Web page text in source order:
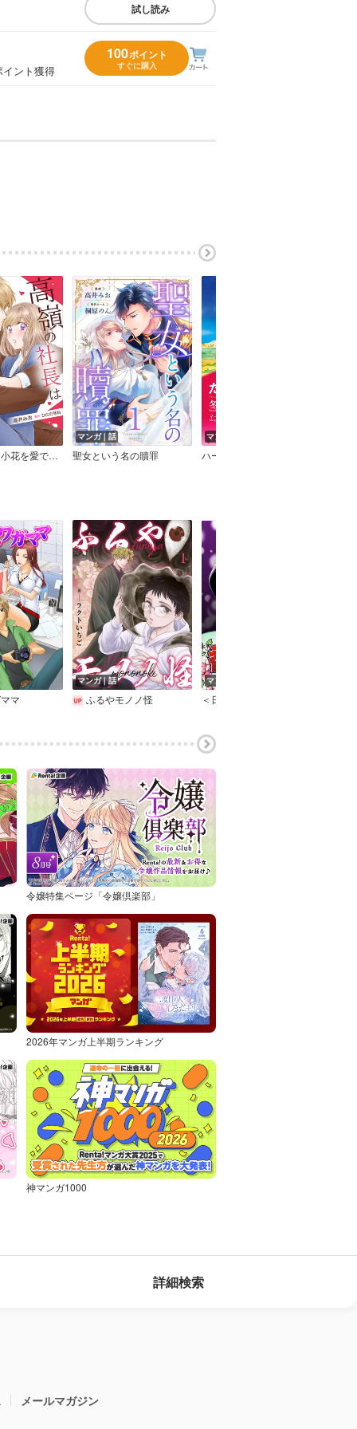
試し読み
イント獲得
100ポイント
すぐに購入
高嶺の社長は小花を愛でたい【分冊版】
マンガ｜話
聖女という名の贖罪
マンガ｜巻
マ
マンガ｜話
ふるやモノノ怪
マンガ｜話
＜日本の怪談＞番町更屋敷
令嬢特集ページ「令嬢倶楽部」
2026年マンガ上半期ランキング
神マンガ1000
詳細検索
メールマガジン